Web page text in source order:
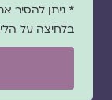
* ניתן להסיר
בלחיצה על